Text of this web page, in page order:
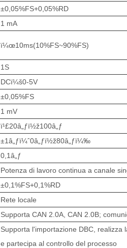
±0,05%FS+0,05%RD
1 mA
ï¼œ10ms(10%FS~90%FS)
1 S
DCï¼š0-5V
±0,05%FS
1 mV
ï¹£20â„ƒï½ž100â„ƒ
±1â„ƒï¼ˆ0â„ƒï½ž80â„ƒï¼‰
0,1â„ƒ
Potenza di lavoro continua a canale
±0,1%FS+0,1%RD
Rete locale
Supporta CAN 2.0A, CAN 2.0B;
Supporta l'importazione DBC, realizza
e partecipa al controllo del processo